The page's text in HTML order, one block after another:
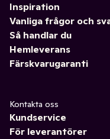
Inspiration
Vanliga frågor och
Så handlar du
Hemleverans
Färskvarugaranti
Kontakta oss
Kundservice
För leverantörer